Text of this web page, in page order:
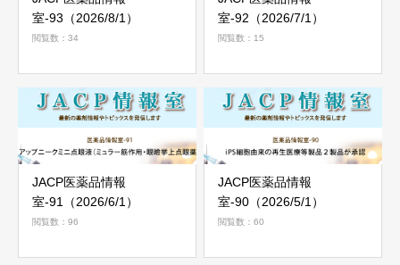
室-93（2026/8/1）
閲覧数：34
室-92（2026/7/1）
閲覧数：15
JACP医薬品情報
室-91（2026/6/1）
閲覧数：96
JACP医薬品情報
室-90（2026/5/1）
閲覧数：60